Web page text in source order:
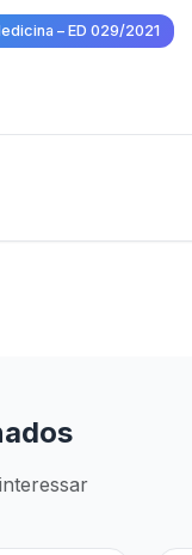
– ED 029/2021